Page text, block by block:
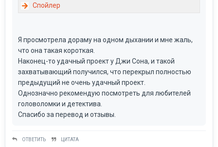
Я просмотрела дораму на одном дыхании и мне жаль,
что она такая короткая.
Наконец-то удачный проект у Джи Сона, и такой
захватывающий получился, что перекрыл полностью
предыдущий не очень удачный проект.
Однозначно рекомендую посмотреть для любителей
головоломки и детектива.
Спасибо за перевод и отзывы.
ОТВЕТИТЬ ЦИТАТА